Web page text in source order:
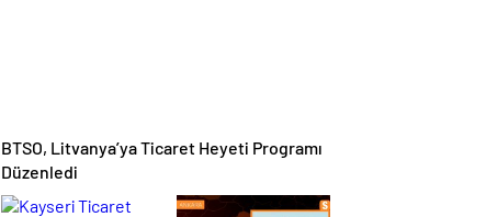
BTSO, Litvanya’ya Ticaret Heyeti Programı
Düzenledi